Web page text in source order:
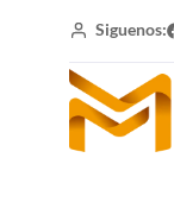
Siguenos: